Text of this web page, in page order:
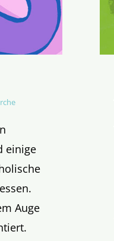
einige
Auge